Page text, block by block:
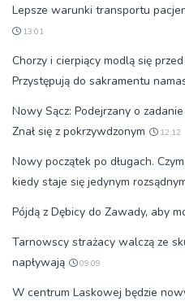
Lepsze warunki transportu
13:01
Chorzy i cierpiący modlą się
Przystępują do sakramentu
Nowy Sącz: Podejrzany o
Znał się z pokrzywdzonym
12:12
Nowy początek po długach.
kiedy staje się jedynym
Pójdą z Dębicy do Zawady, aby
Tarnowscy strażacy walczą ze
napływają
09:09
W centrum Laskowej będzie